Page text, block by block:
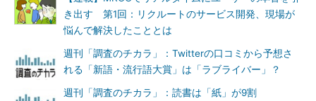
き出す 第1回：リクルートのサービス開発、現場が
悩んで解決したこととは
週刊「調査のチカラ」：Twitterの口コミから予想さ
れる「新語・流行語大賞」は「ラブライバー」？
週刊「調査のチカラ」：読書は「紙」が9割